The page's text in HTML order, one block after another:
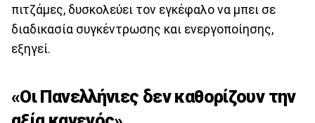
πιτζάμες, δυσκολεύει τον εγκέφαλο να μπει σε
διαδικασία συγκέντρωσης και ενεργοποίησης,
εξηγεί.
«Οι Πανελλήνιες δεν καθορίζουν την